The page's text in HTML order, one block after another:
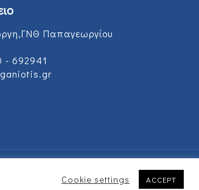
Παπαγεωργίου
- 692941
Cookie settings ACCEPT